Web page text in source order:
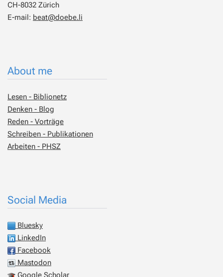
CH-8032 Zürich
E-mail: beat@doebe.li
About me
Lesen - Biblionetz
Denken - Blog
Reden - Vorträge
Schreiben - Publikationen
Arbeiten - PHSZ
Social Media
Bluesky
LinkedIn
Facebook
Mastodon
Google Scholar